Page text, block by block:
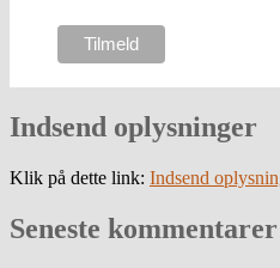
Indsend oplysninger
Klik på dette link: Indsend
Seneste kommentarer